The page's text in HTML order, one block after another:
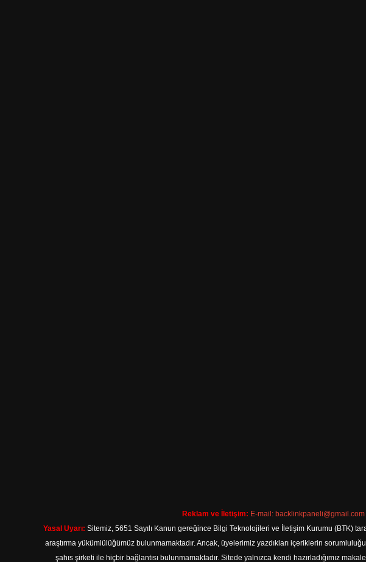
Reklam ve İletişim: E-mail: backlinkpaneli@gmail.com
Yasal Uyarı: Sitemiz, 5651 Sayılı Kanun gereğince Bilgi Teknolojileri ve İletişim Kurumu (BTK)
araştırma yükümlülüğümüz bulunmamaktadır. Ancak, üyelerimiz yazdıkları içeriklerin
şahıs şirketi ile hiçbir bağlantısı bulunmamaktadır. Sitede yalnızca kendi hazırladığımız